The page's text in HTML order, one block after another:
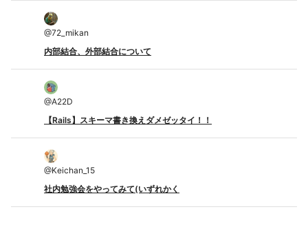
@72_mikan
内部結合、外部結合について
@A22D
【Rails】スキーマ書き換えダメゼッタイ！！
@Keichan_15
社内勉強会をやってみて(いずれかく